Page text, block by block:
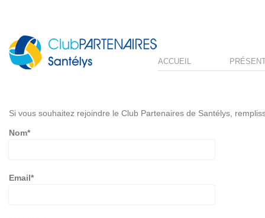
ACCUEIL
Si vous souhaitez rejoindre le Club Partenaires de Santélys,
Nom*
Email*